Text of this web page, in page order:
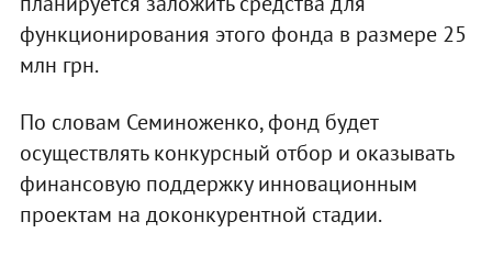
функционирования этого фонда в размере 25
млн грн.
По словам Семиноженко, фонд будет
осуществлять конкурсный отбор и оказывать
финансовую поддержку инновационным
проектам на доконкурентной стадии.